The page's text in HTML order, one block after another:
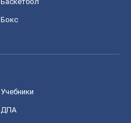
Бокс
Учебники
ДПА